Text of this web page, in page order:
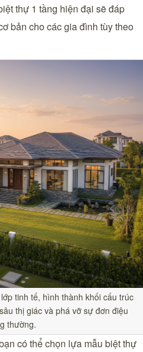
thự 1 tầng hiện đại sẽ đáp
bản cho các gia đình tùy theo
tinh tế, hình thành khối cấu trúc
thị giác và phá vỡ sự đơn điệu
thường.
có thể chọn lựa mẫu biệt thự